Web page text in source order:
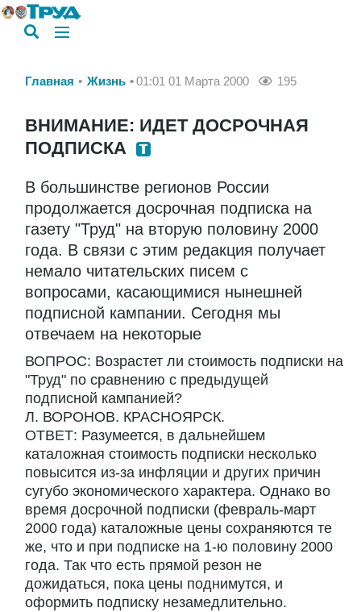
Главная Жизнь 01:01 01 Марта 2000 195
ВНИМАНИЕ: ИДЕТ ДОСРОЧНАЯ
ПОДПИСКА
В большинстве регионов России
продолжается досрочная подписка на
газету "Труд" на вторую половину 2000
года. В связи с этим редакция получает
немало читательских писем с
вопросами, касающимися нынешней
подписной кампании. Сегодня мы
отвечаем на некоторые
ВОПРОС: Возрастет ли стоимость подписки на
"Труд" по сравнению с предыдущей
подписной кампанией?
Л. ВОРОНОВ. КРАСНОЯРСК.
ОТВЕТ: Разумеется, в дальнейшем
каталожная стоимость подписки несколько
повысится из-за инфляции и других причин
сугубо экономического характера. Однако во
время досрочной подписки (февраль-март
2000 года) каталожные цены сохраняются те
же, что и при подписке на 1-ю половину 2000
года. Так что есть прямой резон не
дожидаться, пока цены поднимутся, и
оформить подписку незамедлительно.